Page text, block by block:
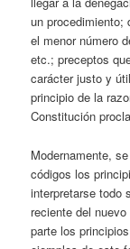
un procedimiento;
el menor número
etc.; preceptos
carácter justo y
principio de la
Constitución
Modernamente,
códigos los
interpretarse todo
reciente del
parte los